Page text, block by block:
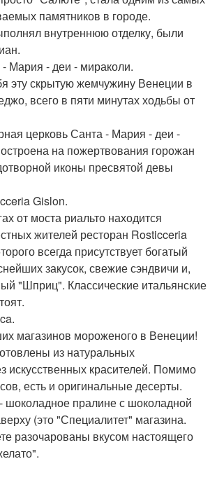
памятников в городе.
внутреннюю отделку, были
Мария - деи - мираколи.
эту скрытую жемчужину Венеции в
всего в пяти минутах ходьбы от
церковь Санта - Мария - деи -
на пожертвования горожан
иконы пресвятой девы
Gislon.
от моста риальто находится
жителей ресторан Rosticceria
всегда присутствует богатый
закусок, свежие сэндвичи и,
"Шприц". Классические итальянские
магазинов мороженого в Венеции!
из натуральных
искусственных красителей. Помимо
есть и оригинальные десерты.
шоколадное пралине с шоколадной
(это "Специалитет" магазина.
разочарованы вкусом настоящего